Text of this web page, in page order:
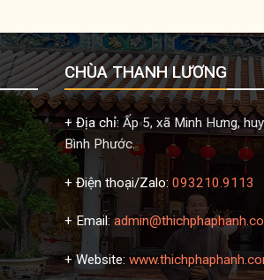
CHÙA THANH LƯƠNG
+ Địa chỉ:Ấp 5, xã Minh Hưng,
Bình Phước.
+ Điện thoại/Zalo: 093210.9113
+ Email:
+ Website: